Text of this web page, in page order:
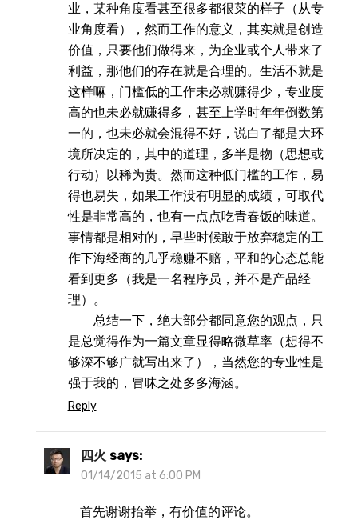
业，某种角度看甚至很多都很菜的样子（从专
业角度看），然而工作的意义，其实就是创造
价值，只要他们做得来，为企业或个人带来了
利益，那他们的存在就是合理的。生活不就是
这样嘛，门槛低的工作未必就赚得少，专业度
高的也未必就赚得多，甚至上学时年年倒数第
一的，也未必就会混得不好，说白了都是大环
境所决定的，其中的道理，多半是物（思想或
行动）以稀为贵。然而这种低门槛的工作，易
得也易失，如果工作没有明显的成绩，可取代
性是非常高的，也有一点点吃青春饭的味道。
事情都是相对的，早些时候敢于放弃稳定的工
作下海经商的几乎稳赚不赔，平和的心态总能
看到更多（我是一名程序员，并不是产品经
理）。
总结一下，绝大部分都同意您的观点，只
是总觉得作为一篇文章显得略微草率（想得不
够深不够广就写出来了），当然您的专业性是
强于我的，冒昧之处多多海涵。
Reply
四火 says:
01/14/2015 at 6:00 PM
首先谢谢抬举，有价值的评论。